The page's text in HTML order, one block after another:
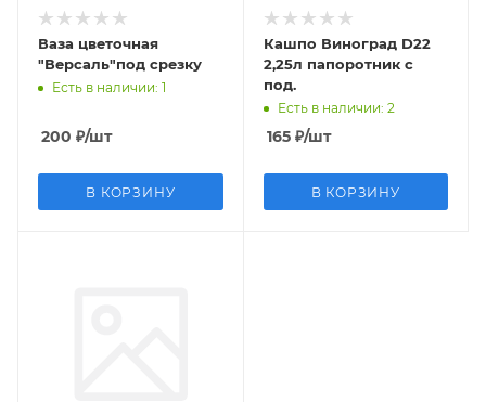
Ваза цветочная
"Версаль"под срезку
Есть в наличии: 1
200 ₽/шт
В КОРЗИНУ
Кашпо Виноград D22
2,25л папоротник с
под.
Есть в наличии: 2
165₽/шт
В КОРЗИНУ